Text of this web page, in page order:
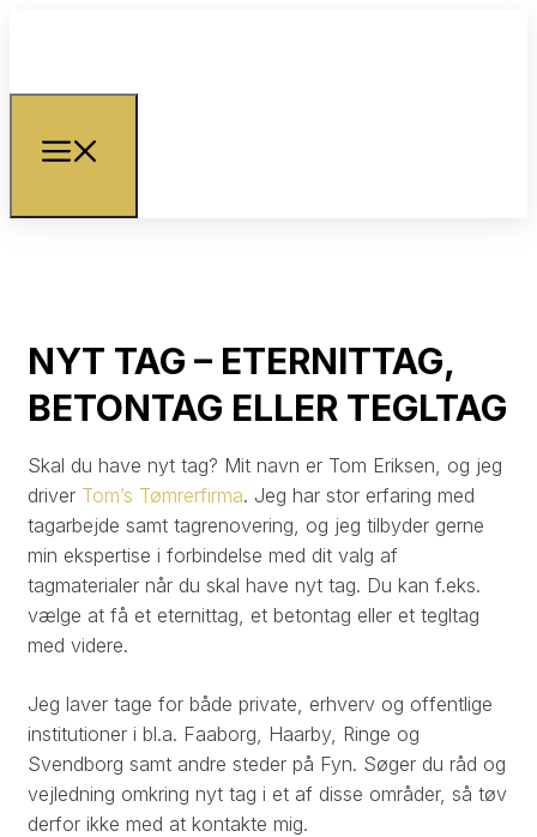
NYT TAG – ETERNITTAG,
BETONTAG ELLER TEGLTAG
Skal du have nyt tag? Mit navn er Tom Eriksen, og jeg
driver Tom’s Tømrerfirma. Jeg har stor erfaring med
tagarbejde samt tagrenovering, og jeg tilbyder gerne
min ekspertise i forbindelse med dit valg af
tagmaterialer når du skal have nyt tag. Du kan f.eks.
vælge at få et eternittag, et betontag eller et tegltag
med videre.​
Jeg laver tage for både private, erhverv og offentlige
institutioner i bl.a. Faaborg, Haarby, Ringe og
Svendborg samt andre steder på Fyn. Søger du råd og
vejledning omkring nyt tag i et af disse områder, så tøv
derfor ikke med at kontakte mig.​